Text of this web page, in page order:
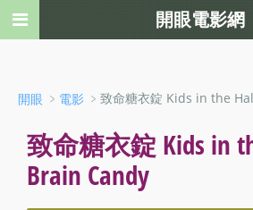
開眼 ﹥ 電影 ﹥致命糖衣錠 Kids in the
致命糖衣錠 Kids in
Brain Candy
開眼電影網